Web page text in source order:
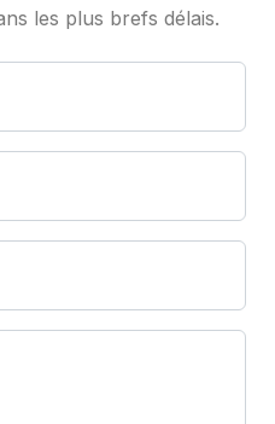
les plus brefs délais.